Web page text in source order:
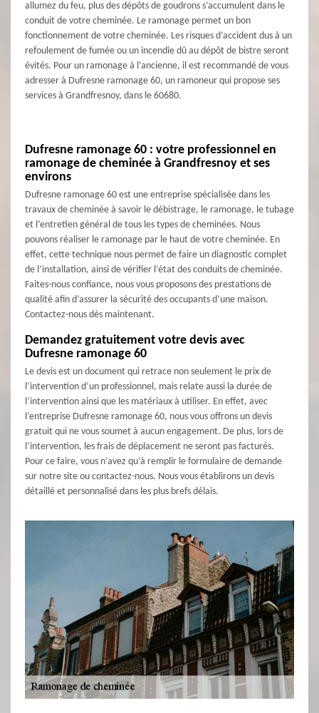
allumez du feu, plus des dépôts de goudrons s’accumulent dans le
conduit de votre cheminée. Le ramonage permet un bon
fonctionnement de votre cheminée. Les risques d’accident dus à un
refoulement de fumée ou un incendie dû au dépôt de bistre seront
évités. Pour un ramonage à l’ancienne, il est recommandé de vous
adresser à Dufresne ramonage 60, un ramoneur qui propose ses
services à Grandfresnoy, dans le 60680.
Dufresne ramonage 60 : votre professionnel en
ramonage de cheminée à Grandfresnoy et ses
environs
Dufresne ramonage 60 est une entreprise spécialisée dans les
travaux de cheminée à savoir le débistrage, le ramonage, le tubage
et l’entretien général de tous les types de cheminées. Nous
pouvons réaliser le ramonage par le haut de votre cheminée. En
effet, cette technique nous permet de faire un diagnostic complet
de l’installation, ainsi de vérifier l’état des conduits de cheminée.
Faites-nous confiance, nous vous proposons des prestations de
qualité afin d’assurer la sécurité des occupants d’une maison.
Contactez-nous dès maintenant.
Demandez gratuitement votre devis avec
Dufresne ramonage 60
Le devis est un document qui retrace non seulement le prix de
l’intervention d’un professionnel, mais relate aussi la durée de
l’intervention ainsi que les matériaux à utiliser. En effet, avec
l’entreprise Dufresne ramonage 60, nous vous offrons un devis
gratuit qui ne vous soumet à aucun engagement. De plus, lors de
l’intervention, les frais de déplacement ne seront pas facturés.
Pour ce faire, vous n’avez qu’à remplir le formulaire de demande
sur notre site ou contactez-nous. Nous vous établirons un devis
détaillé et personnalisé dans les plus brefs délais.